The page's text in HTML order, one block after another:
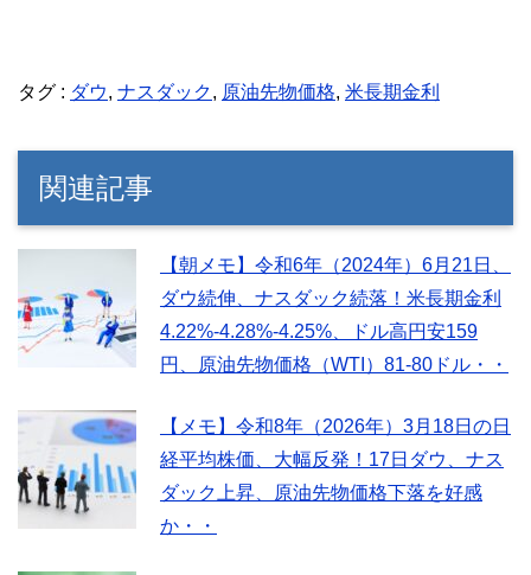
タグ : ダウ, ナスダック, 原油先物価格, 米長期金利
関連記事
【朝メモ】令和6年（2024年）6月21日、
ダウ続伸、ナスダック続落！米長期金利
4.22%-4.28%-4.25%、ドル高円安159
円、原油先物価格（WTI）81-80ドル・・
【メモ】令和8年（2026年）3月18日の日
経平均株価、大幅反発！17日ダウ、ナス
ダック上昇、原油先物価格下落を好感
か・・